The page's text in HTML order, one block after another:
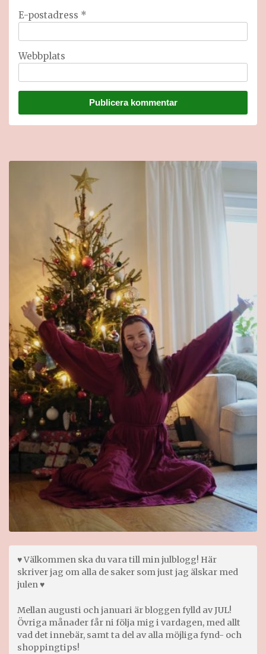
E-postadress *
Webbplats
♥ Välkommen ska du vara till min julblogg! Här
skriver jag om alla de saker som just jag älskar med
julen ♥
Mellan augusti och januari är bloggen fylld av JUL!
Övriga månader får ni följa mig i vardagen, med allt
vad det innebär, samt ta del av alla möjliga fynd- och
shoppingtips!